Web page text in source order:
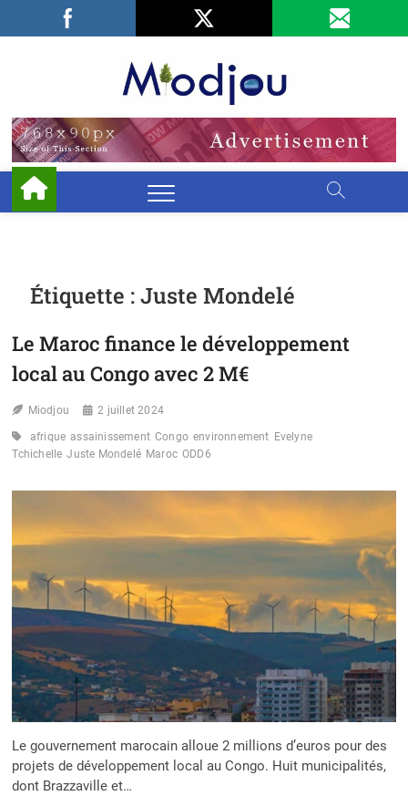
Facebook
LinkedIn
Étiquette :Juste Mondelé
Le Maroc finance le développement
local au Congo avec 2 M€
Miodjou 2 juillet 2024
afrique assainissement Congo environnement Evelyne
Tchichelle Juste Mondelé Maroc ODD6
Le gouvernement marocain alloue 2 millions d’euros pour des
projets de développement local au Congo. Huit municipalités,
dont Brazzaville et…